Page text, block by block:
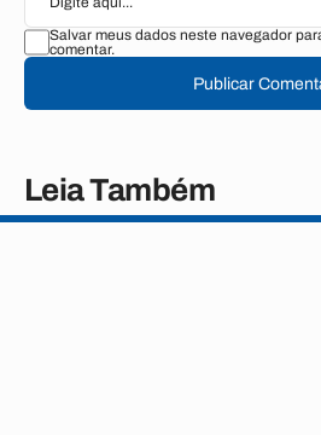
Salvar meus dados neste navegador
comentar.
Publicar
Leia Também